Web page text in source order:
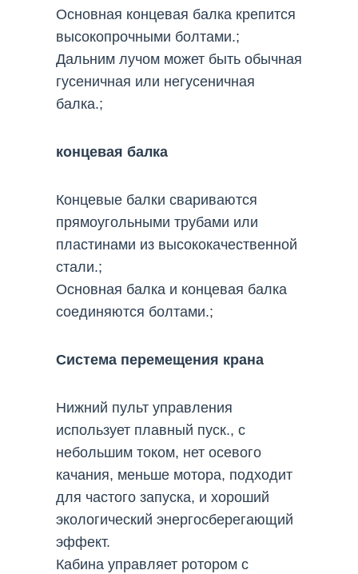
Основная концевая балка крепится
высокопрочными болтами.;
Дальним лучом может быть обычная
гусеничная или негусеничная
балка.;
концевая балка
Концевые балки свариваются
прямоугольными трубами или
пластинами из высококачественной
стали.;
Основная балка и концевая балка
соединяются болтами.;
Система перемещения крана
Нижний пульт управления
использует плавный пуск., с
небольшим током, нет осевого
качания, меньше мотора, подходит
для частого запуска, и хороший
экологический энергосберегающий
эффект.
Кабина управляет ротором с